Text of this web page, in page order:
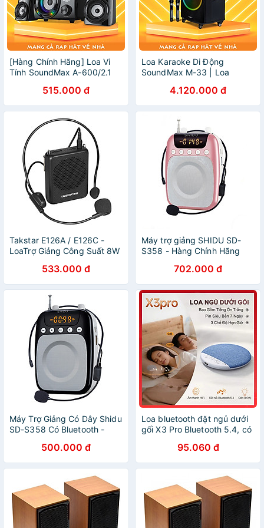
[Hàng Chính Hãng] Loa Vi
Tính SoundMax A-600/2.1
515.000 đ
Loa Karaoke Di Động
SoundMax M-33 | Loa
Trolley Speaker | Công suất
100W, Bass 12" | Hỗ trợ
USB, Thẻ Nhớ TF, Đèn LED
RGB | Tặng 2 Micro Không
Dây | Ngõ Vào Guitar - Hàng
Chính Hãng
4.120.000 đ
Takstar E126A / E126C -
LoaTrợ Giảng Công Suất 8W
Tour Du Lịch - Hàng Chính
Hãng
533.000 đ
Máy trợ giảng SHIDU SD-
S358 - Hàng Chính Hãng
702.000 đ
Máy Trợ Giảng Có Dây Shidu
SD-S358 Có Bluetooth -
Bluetooth500.000 đ
Loa bluetooth đặt ngủ dưới
gối X3 Pro Bluetooth 5.4, có
ngủ, Hẹn giờ + tặng bịt mắt
- Hàng nhập khẩu
95.060 đ